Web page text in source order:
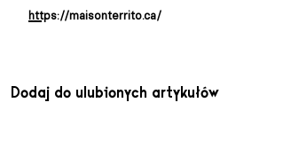
https://maisonterrito.ca/
Dodaj do ulubionych artykułów